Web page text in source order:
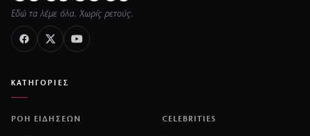
Εδώ τα λέμε όλα. Χωρίς ρετούς.
ΚΑΤΗΓΟΡΙΕΣ
ΡΟΗ ΕΙΔΗΣΕΩΝ CELEBRITIES